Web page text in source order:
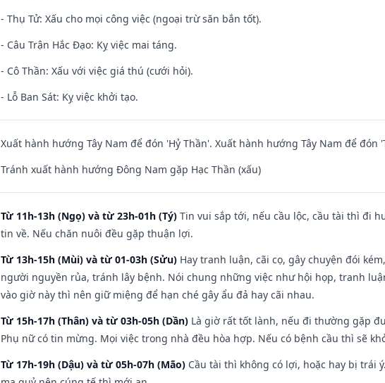
- Thụ Tử: Xấu cho mọi công việc (ngoại trừ săn bắn tốt).
- Câu Trận Hắc Đạo: Kỵ việc mai táng.
- Cô Thần: Xấu với việc giá thú (cưới hỏi).
- Lỗ Ban Sát: Kỵ việc khởi tạo.
Xuất hành hướng Tây Nam để đón 'Hỷ Thần'. Xuất hành hướng Tây Nam để đón
Tránh xuất hành hướng Đông Nam gặp Hạc Thần (xấu)
Từ 11h-13h (Ngọ) và từ 23h-01h (Tý) Tin vui sắp tới, nếu cầu lộc, cầu tài thì đi
tin về. Nếu chăn nuôi đều gặp thuận lợi.
Từ 13h-15h (Mùi) và từ 01-03h (Sửu) Hay tranh luận, cãi cọ, gây chuyện đói
người nguyền rủa, tránh lây bệnh. Nói chung những việc như hội họp, tranh
vào giờ này thì nên giữ miệng để hạn ché gây ẩu đả hay cãi nhau.
Từ 15h-17h (Thân) và từ 03h-05h (Dần) Là giờ rất tốt lành, nếu đi thường gặp
Phụ nữ có tin mừng. Mọi việc trong nhà đều hòa hợp. Nếu có bệnh cầu thì sẽ
Từ 17h-19h (Dậu) và từ 05h-07h (Mão) Cầu tài thì không có lợi, hoặc hay bị trái